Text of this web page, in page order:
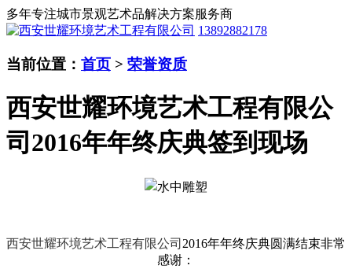
多年专注城市景观艺术品解决方案服务商
13892882178
当前位置： 首页 > 荣誉资质
西安世耀环境艺术工程有限公
司2016年年终庆典签到现场
西安世耀环境艺术工程有限公司 2016年年终庆典圆满结束非常
感谢：